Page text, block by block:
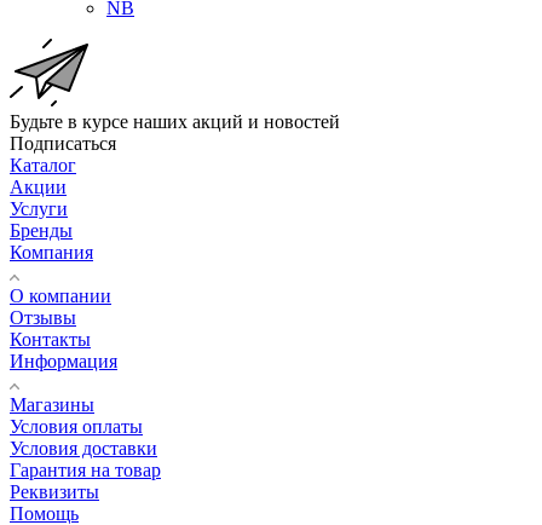
NB
Будьте в курсе наших акций и новостей
Подписаться
Каталог
Акции
Услуги
Бренды
Компания
О компании
Отзывы
Контакты
Информация
Магазины
Условия оплаты
Условия доставки
Гарантия на товар
Реквизиты
Помощь